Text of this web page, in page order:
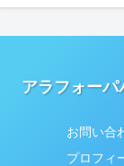
アラフォー
お問い合
プロフィ